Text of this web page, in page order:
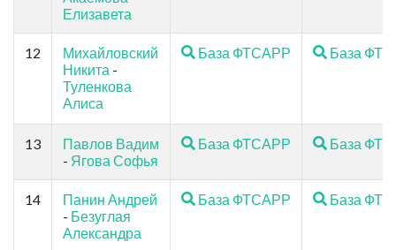
Елизавета
12
Михайловский
Никита -
Туленкова
Алиса
База ФТСАРР База
13
Павлов Вадим
- Ягова Софья
База ФТСАРР База
14
Панин Андрей
- Безуглая
Александра
База ФТСАРР База